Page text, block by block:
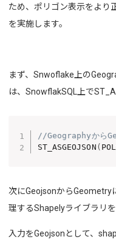
ため、ポリゴン表示をより
を実施します。
まず、Snwoflake上の
は、SnowflakSQL上で
//Geographyから
ST_ASGEOJSON (
次にGeojsonからGeometry
理するShapelyライブラリを
入力をGeojsonとして、